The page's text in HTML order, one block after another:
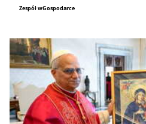
Zespół wGospodarce